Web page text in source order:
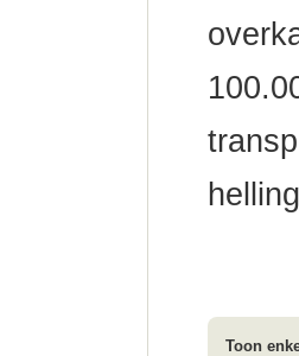
Toon